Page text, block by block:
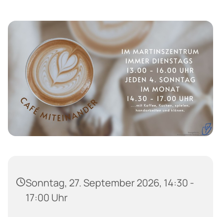
Sonntag, 27. September 2026, 14:30 -
17:00 Uhr